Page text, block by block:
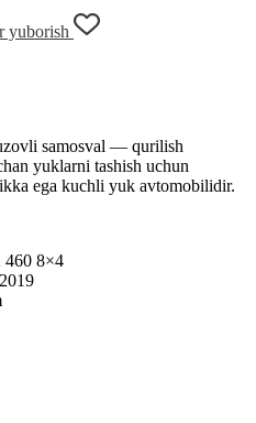
yuborish
samosval — qurilish
yuklarni tashish uchun
ega kuchli yuk avtomobilidir.
8×4